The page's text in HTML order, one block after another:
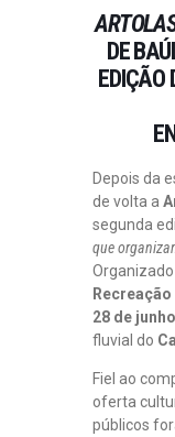
DE
EDIÇÃO
Depois da
de volta a
segunda
que
28 de junho
fluvial do
Fiel ao
oferta
públicos